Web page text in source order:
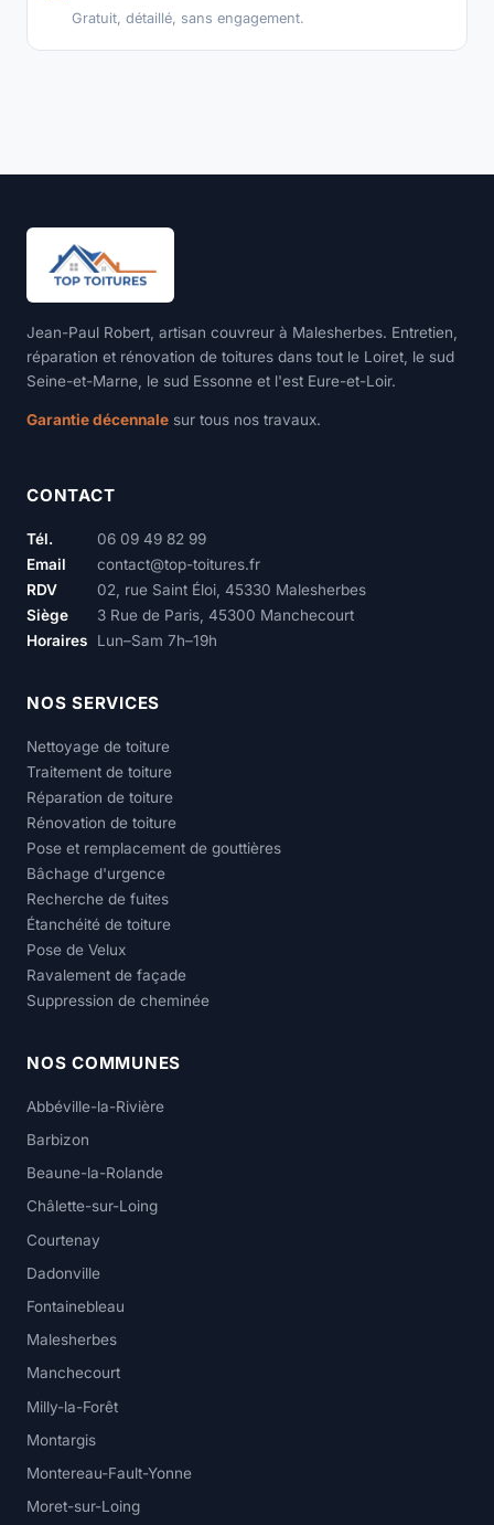
Gratuit, détaillé, sans engagement.
Jean-Paul Robert, artisan couvreur à Malesherbes. Entretien,
réparation et rénovation de toitures dans tout le Loiret, le sud
Seine-et-Marne, le sud Essonne et l'est Eure-et-Loir.
Garantie décennale sur tous nos travaux.
CONTACT
Tél.
06 09 49 82 99
Email
contact@top-toitures.fr
RDV
02, rue Saint Éloi, 45330 Malesherbes
Siège
3 Rue de Paris, 45300 Manchecourt
Horaires
Lun–Sam 7h–19h
NOS SERVICES
Nettoyage de toiture
Traitement de toiture
Réparation de toiture
Rénovation de toiture
Pose et remplacement de gouttières
Bâchage d'urgence
Recherche de fuites
Étanchéité de toiture
Pose de Velux
Ravalement de façade
Suppression de cheminée
NOS COMMUNES
Abbéville-la-Rivière
Barbizon
Beaune-la-Rolande
Châlette-sur-Loing
Courtenay
Dadonville
Fontainebleau
Malesherbes
Manchecourt
Milly-la-Forêt
Montargis
Montereau-Fault-Yonne
Moret-sur-Loing